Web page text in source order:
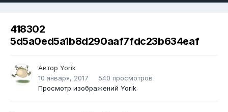
418302
5d5a0ed5a1b8d290aaf7fdc23b634eaf
Автор Yorik
10 января, 2017
540 просмотров
Просмотр изображений Yorik